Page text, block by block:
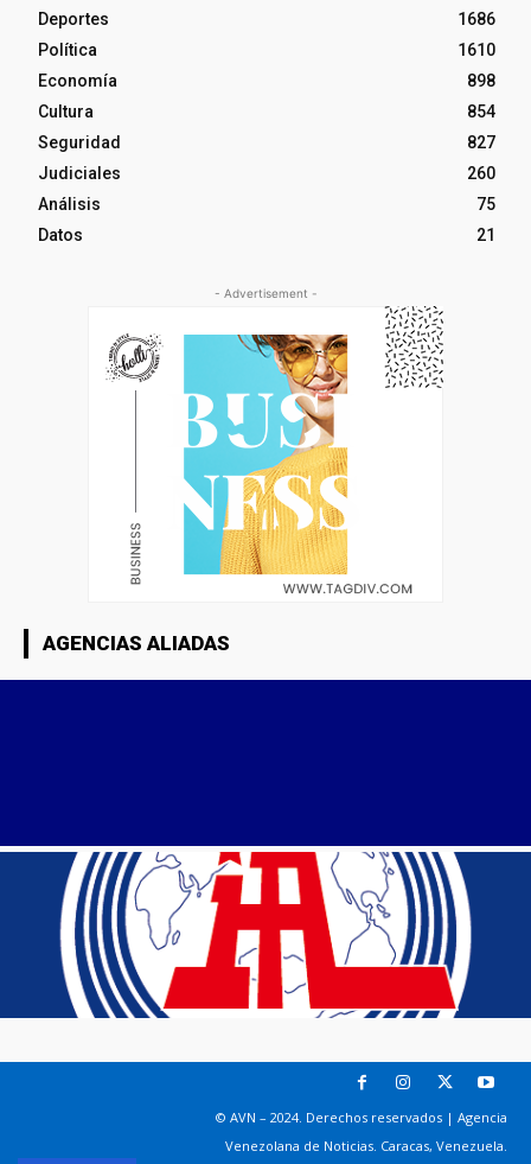
Deportes
1686
Política
1610
Economía
898
Cultura
854
Seguridad
827
Judiciales
260
Análisis
75
Datos
21
- Advertisement -
AGENCIAS ALIADAS
© AVN – 2024. Derechos reservados | Agencia
Venezolana de Noticias. Caracas, Venezuela.